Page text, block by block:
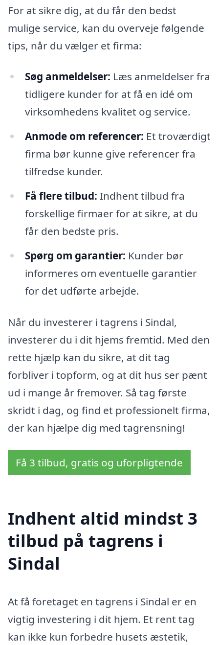
For at sikre dig, at du får den bedst
mulige service, kan du overveje følgende
tips, når du vælger et firma:
Søg anmeldelser: Læs anmeldelser fra
tidligere kunder for at få en idé om
virksomhedens kvalitet og service.
Anmode om referencer: Et troværdigt
firma bør kunne give referencer fra
tilfredse kunder.
Få flere tilbud: Indhent tilbud fra
forskellige firmaer for at sikre, at du
får den bedste pris.
Spørg om garantier: Kunder bør
informeres om eventuelle garantier
for det udførte arbejde.
Når du investerer i tagrens i Sindal,
investerer du i dit hjems fremtid. Med den
rette hjælp kan du sikre, at dit tag
forbliver i topform, og at dit hus ser pænt
ud i mange år fremover. Så tag første
skridt i dag, og find et professionelt firma,
der kan hjælpe dig med tagrensning!
Få 3 tilbud, gratis og uforpligtende
Indhent altid mindst 3
tilbud på tagrens i
Sindal
At få foretaget en tagrens i Sindal er en
vigtig investering i dit hjem. Et rent tag
kan ikke kun forbedre husets æstetik,